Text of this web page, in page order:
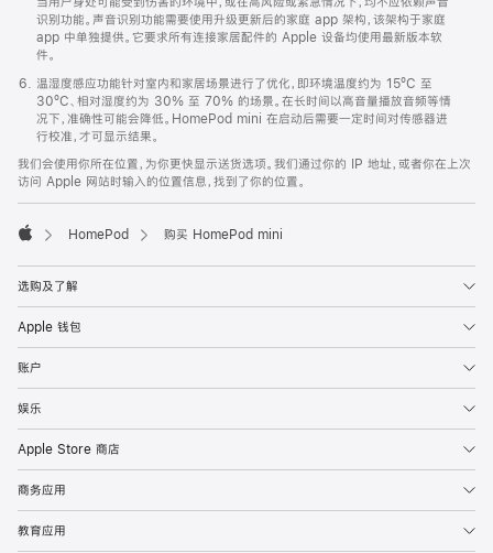
识别功能。声音识别功能需要使用升级更新后的家庭 app 架构，该架构于家庭
app 中单独提供。它要求所有连接家居配件的 Apple 设备均使用最新版本软
件。
温湿度感应功能针对室内和家居场景进行了优化，即环境温度约为 15ºC 至
30ºC、相对湿度约为 30% 至 70% 的场景。在长时间以高音量播放音频等情
况下，准确性可能会降低。HomePod mini 在启动后需要一定时间对传感器进
行校准，才可显示结果。
我们会使用你所在位置，为你更快显示送货选项。我们通过你的 IP 地址，或者你在上次
访问 Apple 网站时输入的位置信息，找到了你的位置。
HomePod 购买 HomePod mini
选购及了解
Apple 钱包
账户
娱乐
Apple Store 商店
商务应用
教育应用